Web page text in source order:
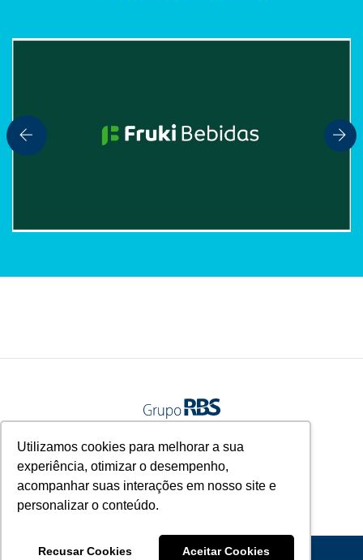
Utilizamos cookies para melhorar a sua
experiência, otimizar o desempenho,
acompanhar suas interações em nosso site e
personalizar o conteúdo.
Recusar Cookies Aceitar Cookies
A gente vive junto.
© 2022 Grupo RBS - A Gente Vive Junto.